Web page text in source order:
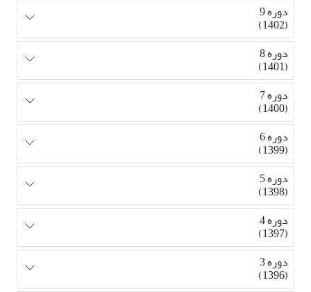
دوره 9
(1402)
دوره 8
(1401)
دوره 7
(1400)
دوره 6
(1399)
دوره 5
(1398)
دوره 4
(1397)
دوره 3
(1396)